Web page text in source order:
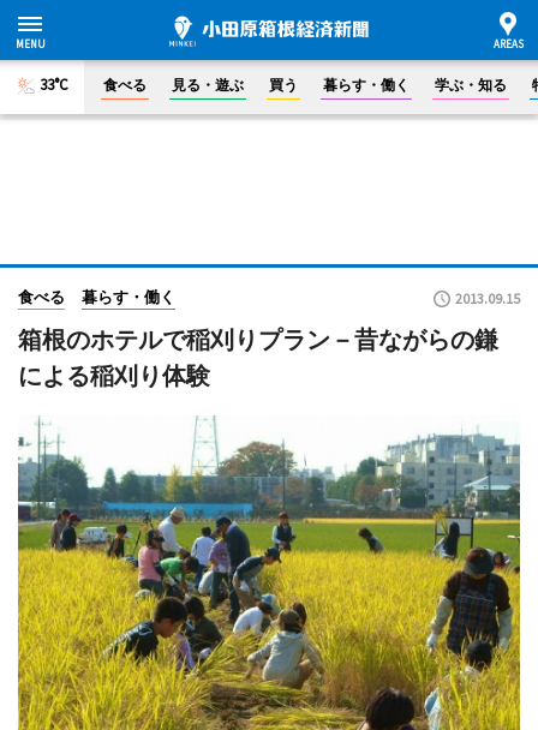
33°C 食べる 見る・遊ぶ 買う 暮らす・働く 学ぶ・知る
食べる 暮らす・働く 2013.09.15
箱根のホテルで稲刈りプラン－昔ながらの鎌
による稲刈り体験